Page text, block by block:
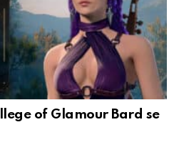
of Glamour Bard se